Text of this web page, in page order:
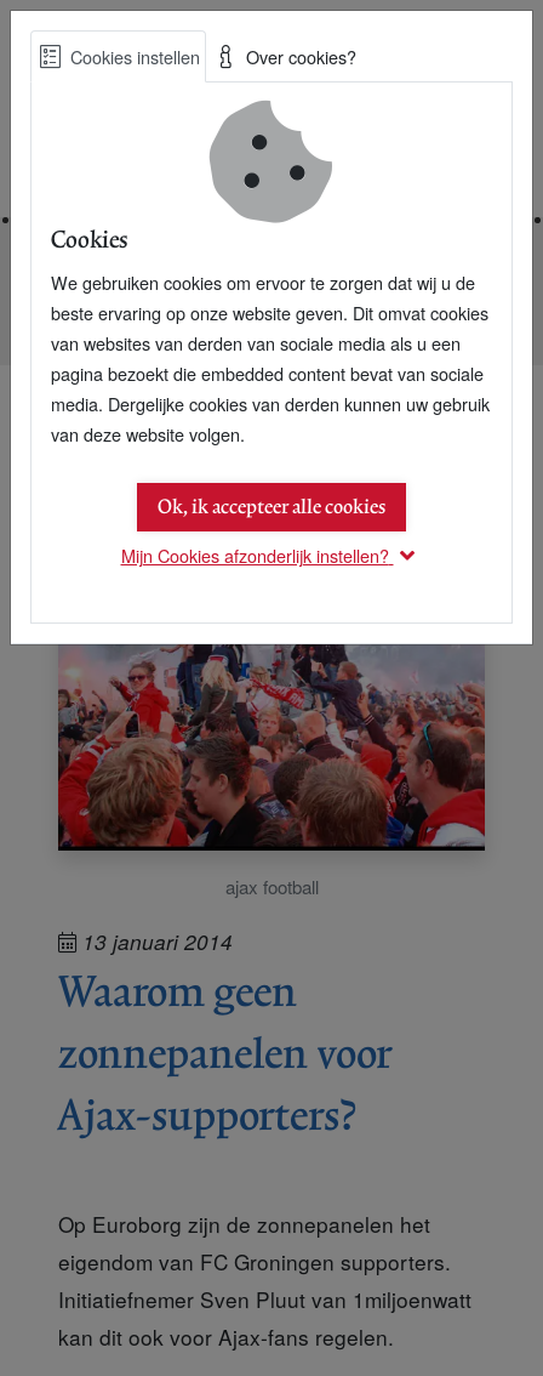
Skip
Best Practices voor een duurzame toekomst
Nieuwsarchief
Waarom geen zonnepanelen voor Ajax-supporters?
ajax football
13 januari 2014
Waarom geen
zonnepanelen voor
Ajax-supporters?
Op Euroborg zijn de zonnepanelen het
eigendom van FC Groningen supporters.
Initiatiefnemer Sven Pluut van 1miljoenwatt
kan dit ook voor Ajax-fans regelen.
Cookies instellen Over cookies?
Cookies
We gebruiken cookies om ervoor te zorgen dat wij u de
beste ervaring op onze website geven. Dit omvat cookies
van websites van derden van sociale media als u een
pagina bezoekt die embedded content bevat van sociale
media. Dergelijke cookies van derden kunnen uw gebruik
van deze website volgen.
Ok, ik accepteer alle cookies
Mijn Cookies afzonderlijk instellen?